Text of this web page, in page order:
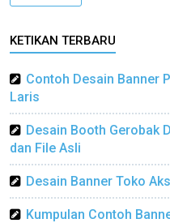
KETIKAN TERBARU
Contoh Desain Banner
Laris
Desain Booth Gerobak
dan File Asli
Desain Banner Toko
Kumpulan Contoh